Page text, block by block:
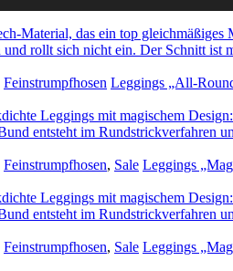
Feinstrumpfhosen Leggings „All-
Feinstrumpfhosen, Sale Leggings
Feinstrumpfhosen, Sale Leggings